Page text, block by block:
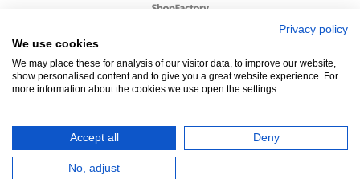
Webwinkel gemaakt met
Privacy policy
We use cookies
We may place these for analysis of our visitor data, to improve our website,
show personalised content and to give you a great website experience. For
more information about the cookies we use open the settings.
Accept all Deny
No, adjust